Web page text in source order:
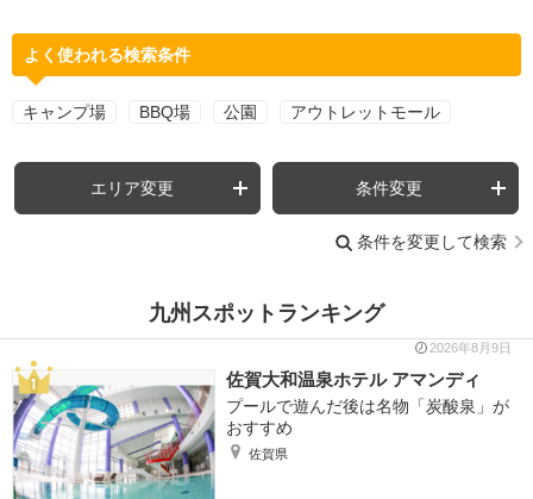
よく使われる検索条件
キャンプ場 BBQ場 公園 アウトレットモール
エリア変更 条件変更
条件を変更して検索
九州スポットランキング
2026年8月9日
佐賀大和温泉ホテル アマンディ
プールで遊んだ後は名物「炭酸泉」が
おすすめ
佐賀県